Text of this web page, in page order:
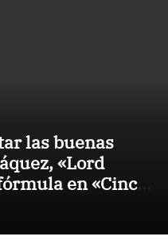
las buenas
«Lord
en «Cinco